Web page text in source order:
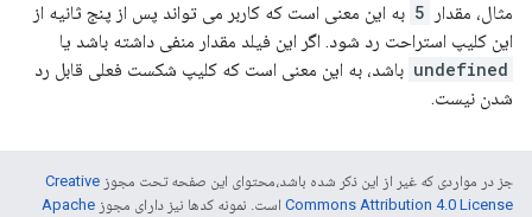
مثال، مقدار
5 به این معنی است که کاربر می تواند پس از پنج ثانیه از
این کلیپ استراحت رد شود. اگر این فیلد مقدار منفی داشته باشد یا
undefined باشد، به این معنی است که کلیپ شکست فعلی قابل رد
شدن نیست.
جز در مواردی که غیر از این ذکر شده باشد،‌محتوای این صفحه تحت مجوز Creative
Commons Attribution 4.0 License است. نمونه کدها نیز دارای مجوز Apache